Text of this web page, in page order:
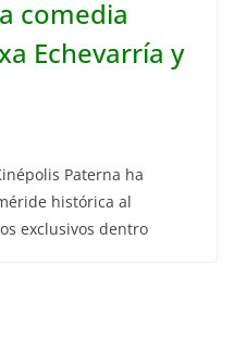
comedia
Echevarría y
Paterna ha
histórica al
exclusivos dentro